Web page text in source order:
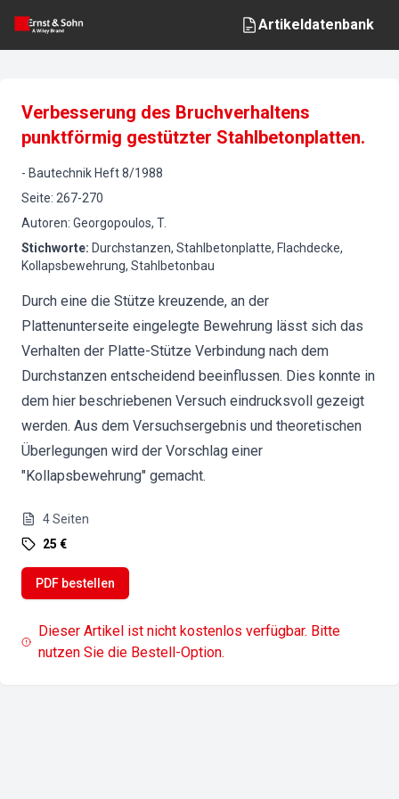
Artikeldatenbank
Verbesserung des Bruchverhaltens
punktförmig gestützter Stahlbetonplatten.
- Bautechnik Heft8/1988
Seite: 267-270
Autoren: Georgopoulos, T.
Stichworte: Durchstanzen, Stahlbetonplatte, Flachdecke,
Kollapsbewehrung, Stahlbetonbau
Durch eine die Stütze kreuzende, an der
Plattenunterseite eingelegte Bewehrung lässt sich das
Verhalten der Platte-Stütze Verbindung nach dem
Durchstanzen entscheidend beeinflussen. Dies konnte in
dem hier beschriebenen Versuch eindrucksvoll gezeigt
werden. Aus dem Versuchsergebnis und theoretischen
Überlegungen wird der Vorschlag einer
"Kollapsbewehrung" gemacht.
4Seiten
25 €
PDF bestellen
Dieser Artikel ist nicht kostenlos verfügbar. Bitte
nutzen Sie die Bestell-Option.